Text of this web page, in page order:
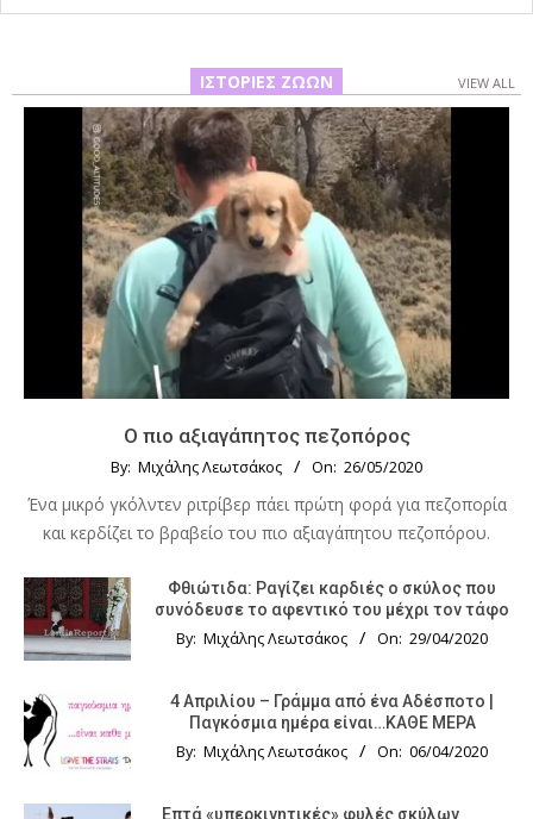
ΙΣΤΟΡΊΕΣ ΖΏΩΝ VIEW ALL
Ο πιο αξιαγάπητος πεζοπόρος
By: Μιχάλης Λεωτσάκος On: 26/05/2020
Ένα μικρό γκόλντεν ριτρίβερ πάει πρώτη φορά για πεζοπορία
και κερδίζει το βραβείο του πιο αξιαγάπητου πεζοπόρου.
Φθιώτιδα: Ραγίζει καρδιές ο σκύλος που
συνόδευσε το αφεντικό του μέχρι τον τάφο
By: Μιχάλης Λεωτσάκος On: 29/04/2020
4 Απριλίου – Γράμμα από ένα Αδέσποτο |
Παγκόσμια ημέρα είναι…ΚΑΘΕ ΜΕΡΑ
By: Μιχάλης Λεωτσάκος On: 06/04/2020
Επτά «υπερκινητικές» φυλές σκύλων